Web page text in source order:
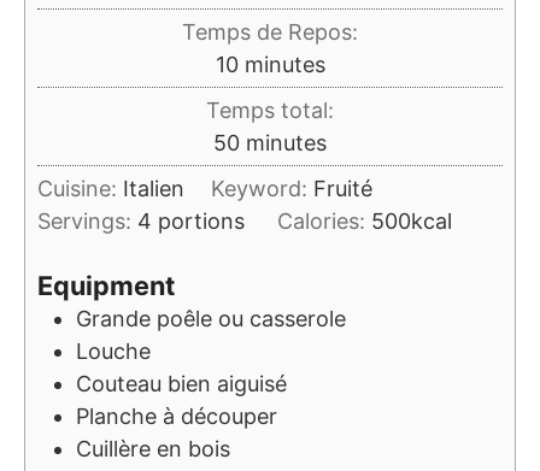
Temps de Repos:
10minutes
minutes
Temps total:
50minutes
minutes
Cuisine: Italien Keyword: Fruité
Servings: 4 portions Calories: 500kcal
Equipment
Grande poêle ou casserole
Louche
Couteau bien aiguisé
Planche à découper
Cuillère en bois